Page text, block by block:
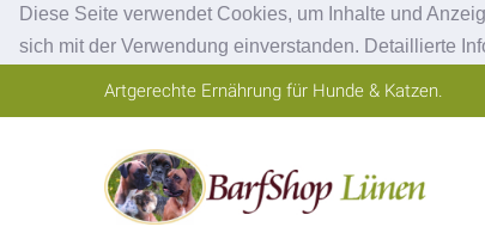
Diese Seite verwendet Cookies, um Inhalte und
sich mit der Verwendung einverstanden. Detaillierte
Artgerechte Ernährung für Hunde & Katzen.